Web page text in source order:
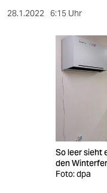
berlin
veranstaltungen
28.1.2022 6:15 Uhr
So leer sieht
den
Foto: dpa